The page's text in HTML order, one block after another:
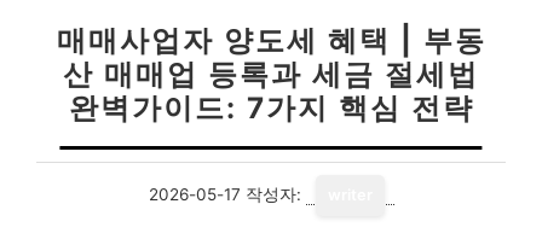
매매사업자 양도세 혜택 | 부동
산 매매업 등록과 세금 절세법
완벽가이드: 7가지 핵심 전략
2026-05-17 작성자: